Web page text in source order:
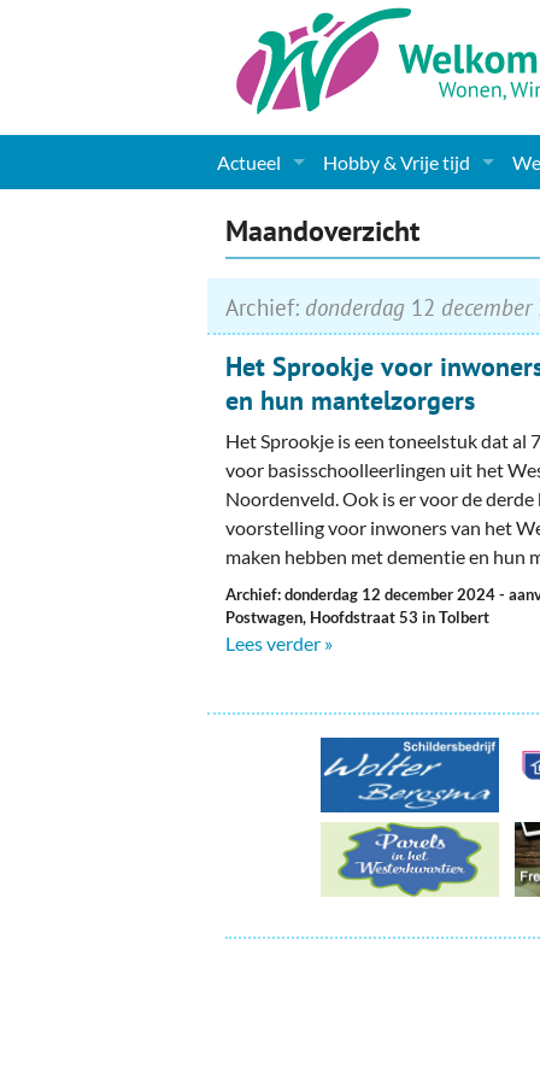
Actueel
Nieuws
Gemeente informatie
Woningaanbod
Columns & Redactioneel
Foto-pagina
Hobby & Vrije tijd
Muziek
Toerisme & Musea
Podia & Dorpshuizen
Maandoverzicht
Archief: donderdag 12 december
Het Sprookje voor
en hun mantelzorgers
Het Sprookje is een toneelstuk dat al
voor basisschoolleerlingen uit het
Noordenveld. Ook is er voor de derde
voorstelling voor inwoners van het
maken hebben met dementie en hun
Archief: donderdag 12 december 2024-
Postwagen, Hoofdstraat 53 in Tolbert
Lees verder »